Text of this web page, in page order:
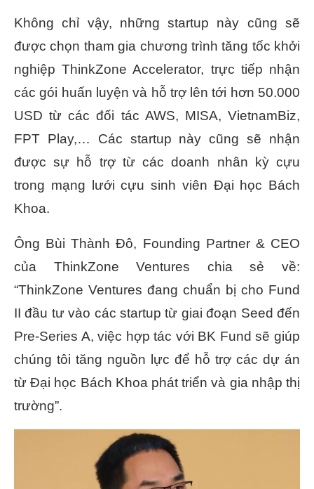
Không chỉ vậy, những startup này cũng sẽ
được chọn tham gia chương trình tăng tốc khởi
nghiệp ThinkZone Accelerator, trực tiếp nhận
các gói huấn luyện và hỗ trợ lên tới hơn 50.000
USD từ các đối tác AWS, MISA, VietnamBiz,
FPT Play,… Các startup này cũng sẽ nhận
được sự hỗ trợ từ các doanh nhân kỳ cựu
trong mạng lưới cựu sinh viên Đại học Bách
Khoa.
Ông Bùi Thành Đô, Founding Partner & CEO
của ThinkZone Ventures chia sẻ về:
“ThinkZone Ventures đang chuẩn bị cho Fund
II đầu tư vào các startup từ giai đoạn Seed đến
Pre-Series A, việc hợp tác với BK Fund sẽ giúp
chúng tôi tăng nguồn lực để hỗ trợ các dự án
từ Đại học Bách Khoa phát triển và gia nhập thị
trường”.